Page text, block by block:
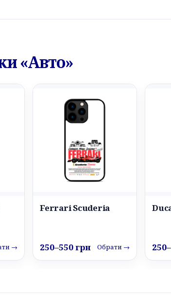
«Авто»
→
Ferrari Scuderia
250–550 грн Обрати →